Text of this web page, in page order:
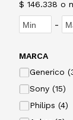
$ 146.338 o
-
MARCA
Generico
Sony (15)
Philips (4)